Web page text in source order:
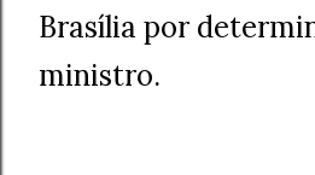
Brasília por
ministro.